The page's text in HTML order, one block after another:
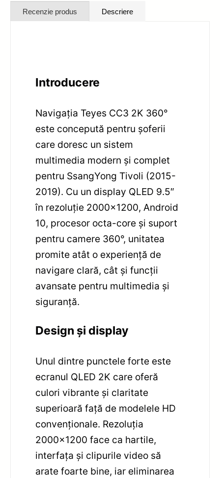
Recenzie produs Descriere
Introducere
Navigația Teyes CC3 2K 360°
este concepută pentru șoferii
care doresc un sistem
multimedia modern și complet
pentru SsangYong Tivoli (2015-
2019). Cu un display QLED 9.5″
în rezoluție 2000×1200, Android
10, procesor octa-core și suport
pentru camere 360°, unitatea
promite atât o experiență de
navigare clară, cât și funcții
avansate pentru multimedia și
siguranță.
Design și display
Unul dintre punctele forte este
ecranul QLED 2K care oferă
culori vibrante și claritate
superioară față de modelele HD
convenționale. Rezoluția
2000×1200 face ca hartile,
interfața și clipurile video să
arate foarte bine, iar eliminarea